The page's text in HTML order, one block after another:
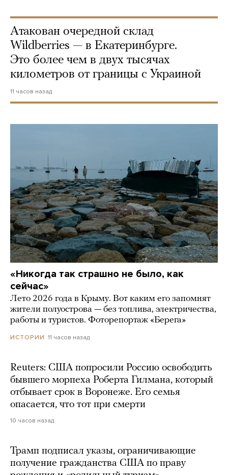
Атакован очередной склад
Wildberries — в Екатеринбурге.
Это более чем в двух тысячах
километров от границы с Украиной
11 часов назад
«Никогда так страшно не было, как
сейчас»
Лето 2026 года в Крыму. Вот каким его запомнят
жители полуострова — без топлива, электричества,
работы и туристов. Фоторепортаж «Берега»
ИСТОРИИ 11 часов назад
Reuters: США попросили Россию освободить
бывшего морпеха Роберта Гилмана, который
отбывает срок в Воронеже. Его семья
опасается, что тот при смерти
10 часов назад
Трамп подписал указы, ограничивающие
получение гражданства США по праву